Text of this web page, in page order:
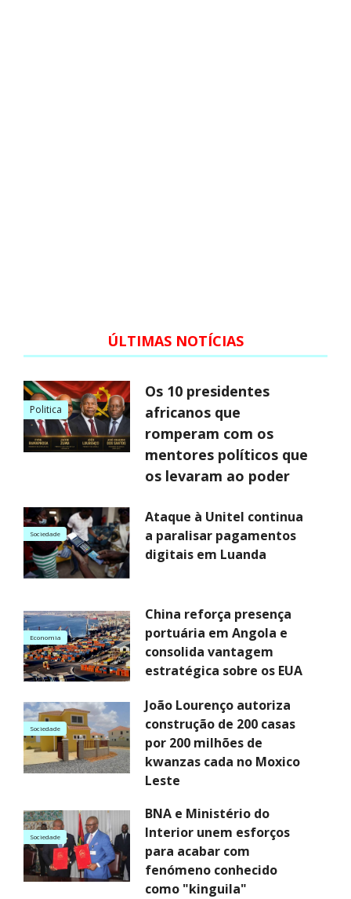
ÚLTIMAS NOTÍCIAS
Politica
Os 10 presidentes
africanos que
romperam com os
mentores políticos que
os levaram ao poder
Sociedade
Ataque à Unitel continua
a paralisar pagamentos
digitais em Luanda
Economia
China reforça presença
portuária em Angola e
consolida vantagem
estratégica sobre os EUA
Sociedade
João Lourenço autoriza
construção de 200 casas
por 200 milhões de
kwanzas cada no Moxico
Leste
Sociedade
BNA e Ministério do
Interior unem esforços
para acabar com
fenómeno conhecido
como "kinguila"